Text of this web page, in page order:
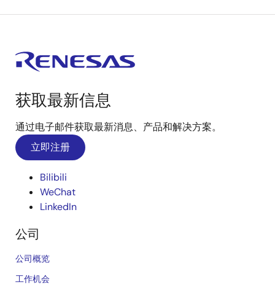
获取最新信息
通过电子邮件获取最新消息、产品和解决方案。
立即注册
Bilibili
WeChat
LinkedIn
公司
公司概览
工作机会